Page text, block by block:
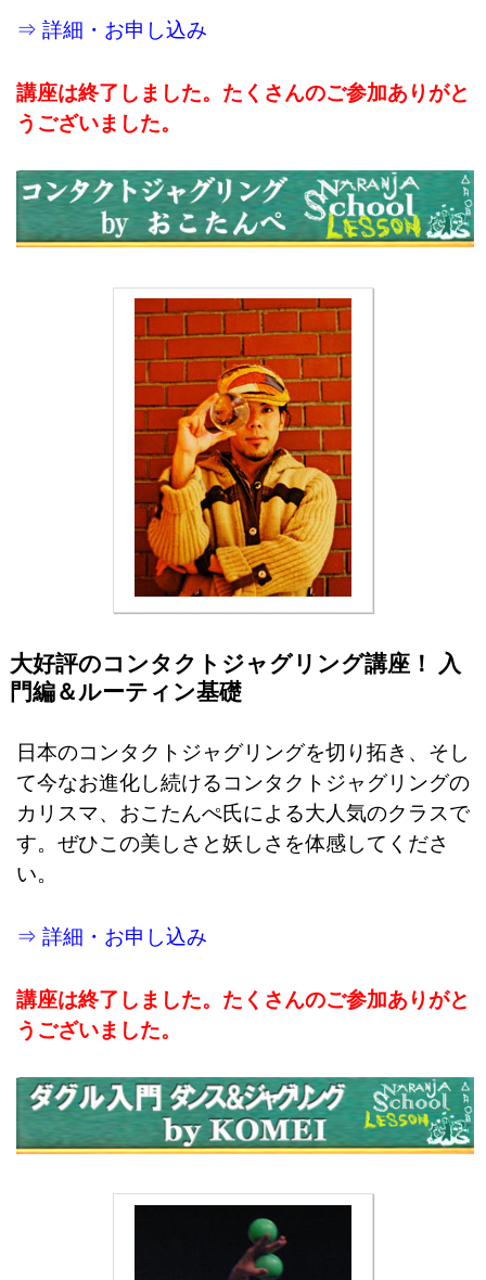
⇒ 詳細・お申し込み
講座は終了しました。たくさんのご参加ありがと
うございました。
大好評のコンタクトジャグリング講座！ 入
門編＆ルーティン基礎
日本のコンタクトジャグリングを切り拓き、そし
て今なお進化し続けるコンタクトジャグリングの
カリスマ、おこたんぺ氏による大人気のクラスで
す。ぜひこの美しさと妖しさを体感してくださ
い。
⇒ 詳細・お申し込み
講座は終了しました。たくさんのご参加ありがと
うございました。